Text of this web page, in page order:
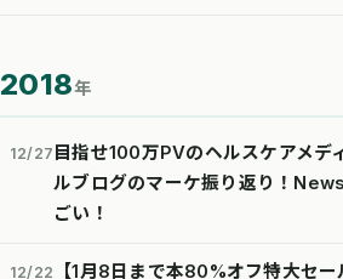
2018年
12/27 目指せ100万PVのヘルスケアメデ
ルブログのマーケ振り返り！
ごい！
12/22
【1月8日まで本80%オフ特大セ